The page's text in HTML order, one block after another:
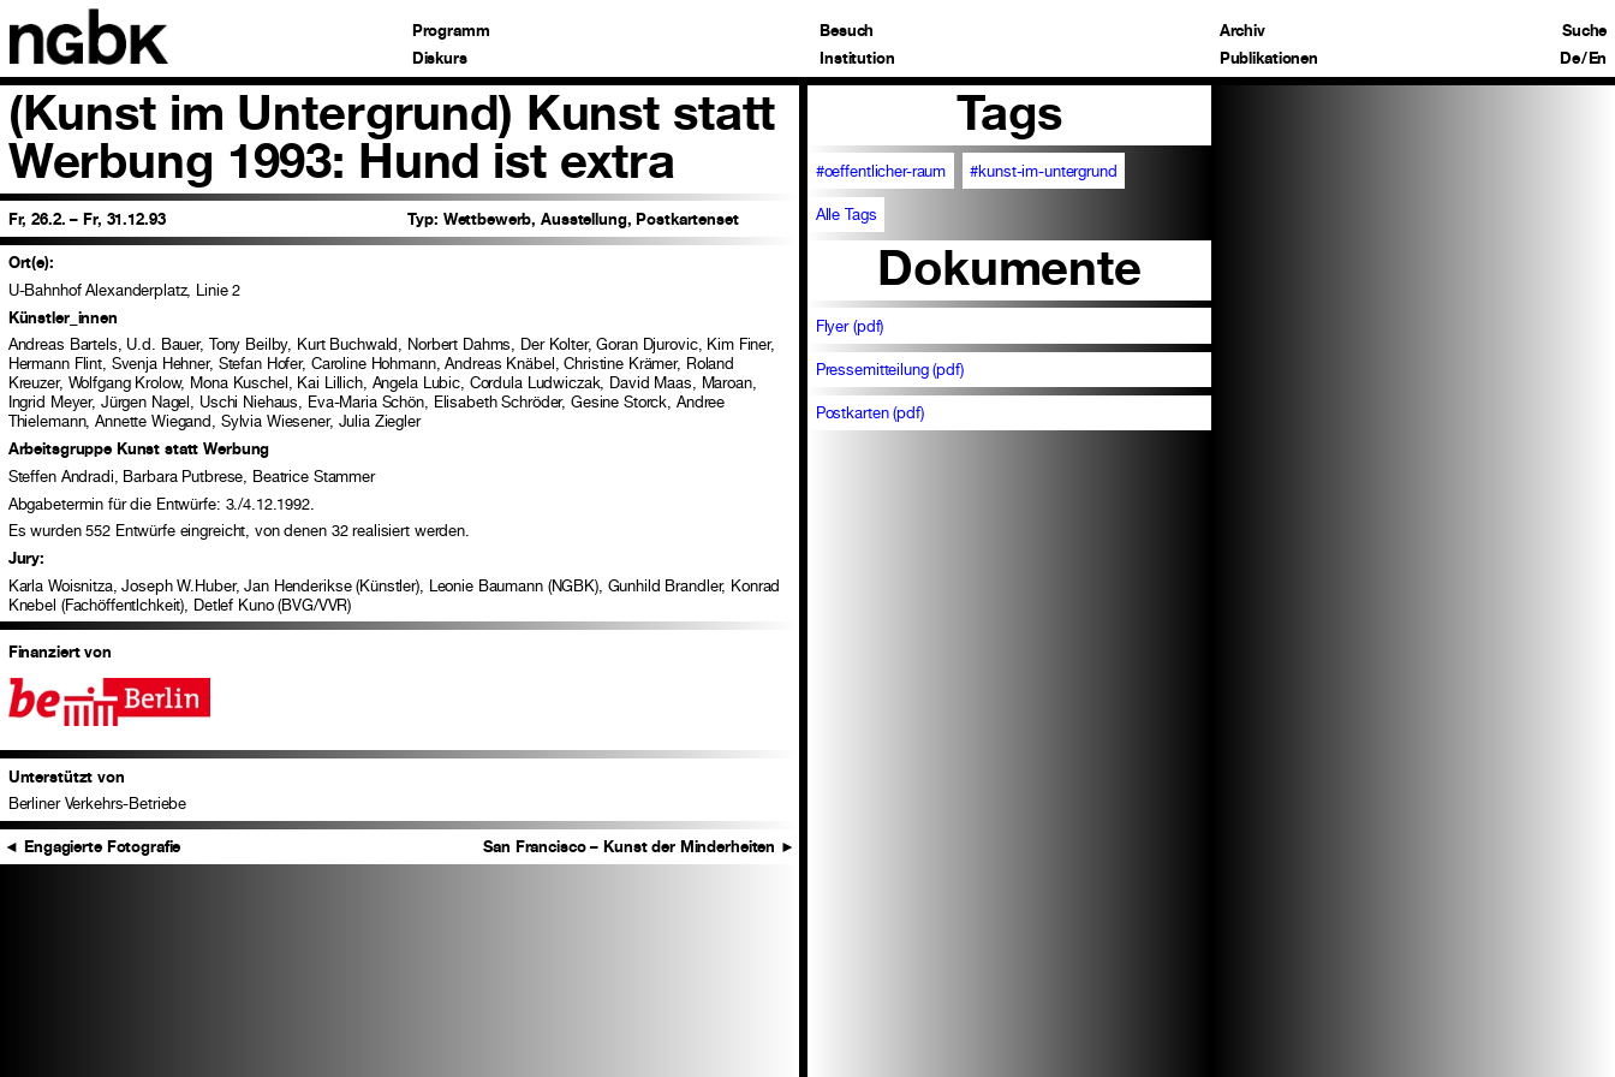
Programm
Diskurs
Besuch
Institution
Archiv
Publikationen
Suche
De/En
(Kunst im Untergrund) Kunst statt
Werbung 1993: Hund ist extra
Fr, 26.2. – Fr, 31.12.93 Typ: Wettbewerb, Ausstellung, Postkartenset
Ort(e):
U-Bahnhof Alexanderplatz, Linie 2
Künstler_innen
Andreas Bartels, U.d. Bauer, Tony Beilby, Kurt Buchwald, Norbert Dahms, Der Kolter, Goran Djurovic, Kim Finer,
Hermann Flint, Svenja Hehner, Stefan Hofer, Caroline Hohmann, Andreas Knäbel, Christine Krämer, Roland
Kreuzer, Wolfgang Krolow, Mona Kuschel, Kai Lillich, Angela Lubic, Cordula Ludwiczak, David Maas, Maroan,
Ingrid Meyer, Jürgen Nagel, Uschi Niehaus, Eva-Maria Schön, Elisabeth Schröder, Gesine Storck, Andree
Thielemann, Annette Wiegand, Sylvia Wiesener, Julia Ziegler
Arbeitsgruppe Kunst statt Werbung
Steffen Andradi, Barbara Putbrese, Beatrice Stammer
Abgabetermin für die Entwürfe: 3./4.12.1992.
Es wurden 552 Entwürfe eingreicht, von denen 32 realisiert werden.
Jury:
Karla Woisnitza, Joseph W.Huber, Jan Henderikse (Künstler), Leonie Baumann (NGBK), Gunhild Brandler, Konrad
Knebel (Fachöffentlchkeit), Detlef Kuno (BVG/VVR)
Finanziert von
Unterstützt von
Berliner Verkehrs-Betriebe
◄ Engagierte Fotografie ►
San Francisco – Kunst der Minderheiten
Tags
#oeffentlicher-raum #kunst-im-untergrund
Alle Tags
Dokumente
Flyer (pdf)
Pressemitteilung (pdf)
Postkarten (pdf)